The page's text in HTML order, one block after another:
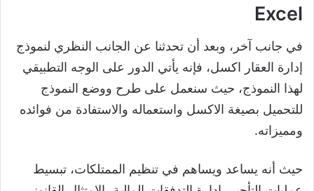
Excel
في جانب آخر، وبعد أن تحدثنا عن الجانب النظري لنموذج
إدارة العقار اكسل، فإنه يأتي الدور على الوجه التطبيقي
لهذا النموذج، حيث سنعمل على طرح ووضع النموذج
للتحميل بصيغة الاكسل واستعماله والاستفادة من فوائده
ومميزاته.
حيث أنه يساعد ويساهم في تنظيم الممتلكات، تبسيط